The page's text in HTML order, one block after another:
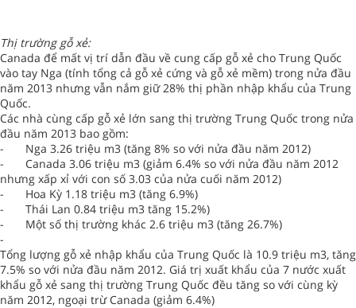
Thị trường gỗ xẻ:
Canada để mất vị trí dẫn đầu về cung cấp gỗ xẻ cho Trung Quốc
vào tay Nga (tính tổng cả gỗ xẻ cứng và gỗ xẻ mềm) trong nửa đầu
năm 2013 nhưng vẫn nắm giữ 28% thị phần nhập khẩu của Trung
Quốc.
Các nhà cùng cấp gỗ xẻ lớn sang thị trường Trung Quốc trong nửa
đầu năm 2013 bao gồm:
-
Nga 3.26 triệu m3 (tăng 8% so với nửa đầu năm 2012)
-
Canada 3.06 triệu m3 (giảm 6.4% so với nửa đầu năm 2012
nhưng xấp xỉ với con số 3.03 của nửa cuối năm 2012)
-
Hoa Kỳ 1.18 triệu m3 (tăng 6.9%)
-
Thái Lan 0.84 triệu m3 tăng 15.2%)
-
Một số thị trường khác 2.6 triệu m3 (tăng 26.7%)
-
Tổng lượng gỗ xẻ nhập khẩu của Trung Quốc là 10.9 triệu m3, tăng
7.5% so với nửa đầu năm 2012. Giá trị xuất khẩu của 7 nước xuất
khẩu gỗ xẻ sang thị trường Trung Quốc đều tăng so với cùng kỳ
năm 2012, ngoại trừ Canada (giảm 6.4%)